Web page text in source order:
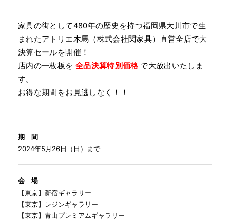
家具の街として480年の歴史を持つ福岡県大川市で生
まれたアトリエ木馬（株式会社関家具）直営全店で大
決算セールを開催！
店内の一枚板を 全品決算特別価格 で大放出いたしま
す。
お得な期間をお見逃しなく！！
期 間
2024年5月26日（日）まで
会 場
【東京】新宿ギャラリー
【東京】レジンギャラリー
【東京】青山プレミアムギャラリー